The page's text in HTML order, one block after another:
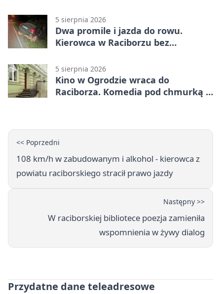
5 sierpnia 2026
Dwa promile i jazda do rowu.
Kierowca w Raciborzu bez
5 sierpnia 2026
Kino w Ogrodzie wraca do
Raciborza. Komedia pod chmurką w
<< Poprzedni
108 km/h w zabudowanym i alkohol - kierowca z
powiatu raciborskiego stracił prawo jazdy
Następny >>
W raciborskiej bibliotece poezja zamieniła
wspomnienia w żywy dialog
Przydatne dane teleadresowe